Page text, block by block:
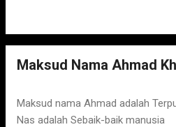
Maksud Nama Ahmad
Maksud nama Ahmad adalah
Nas adalah Sebaik-baik manusia